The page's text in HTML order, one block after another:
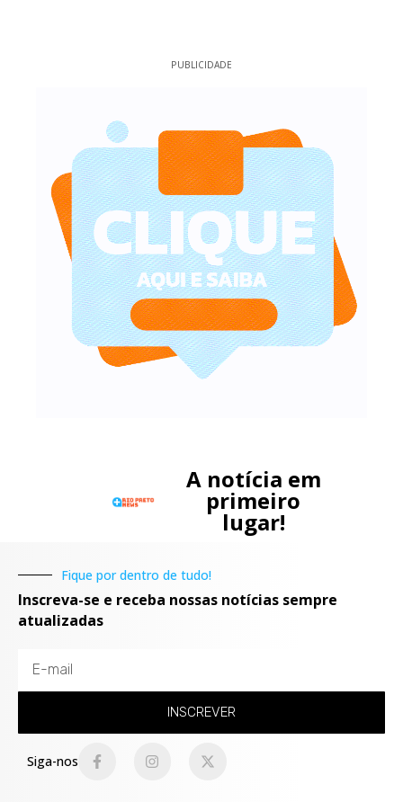
PUBLICIDADE
A notícia em
primeiro
lugar!
Fique por dentro de tudo!
Inscreva-se e receba nossas notícias sempre
atualizadas
INSCREVER
Siga-nos